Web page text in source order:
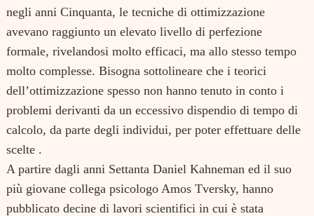
negli anni Cinquanta, le tecniche di ottimizzazione
avevano raggiunto un elevato livello di perfezione
formale, rivelandosi molto efficaci, ma allo stesso tempo
molto complesse. Bisogna sottolineare che i teorici
dell’ottimizzazione spesso non hanno tenuto in conto i
problemi derivanti da un eccessivo dispendio di tempo di
calcolo, da parte degli individui, per poter effettuare delle
scelte .
A partire dagli anni Settanta Daniel Kahneman ed il suo
più giovane collega psicologo Amos Tversky, hanno
pubblicato decine di lavori scientifici in cui è stata